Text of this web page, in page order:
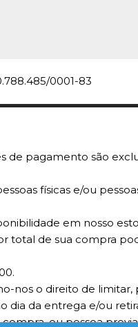
0001-83
de pagamento são
físicas e/ou
em nosso
total de sua compra
nos o direito de
dia da entrega e/ou
ou pessoa